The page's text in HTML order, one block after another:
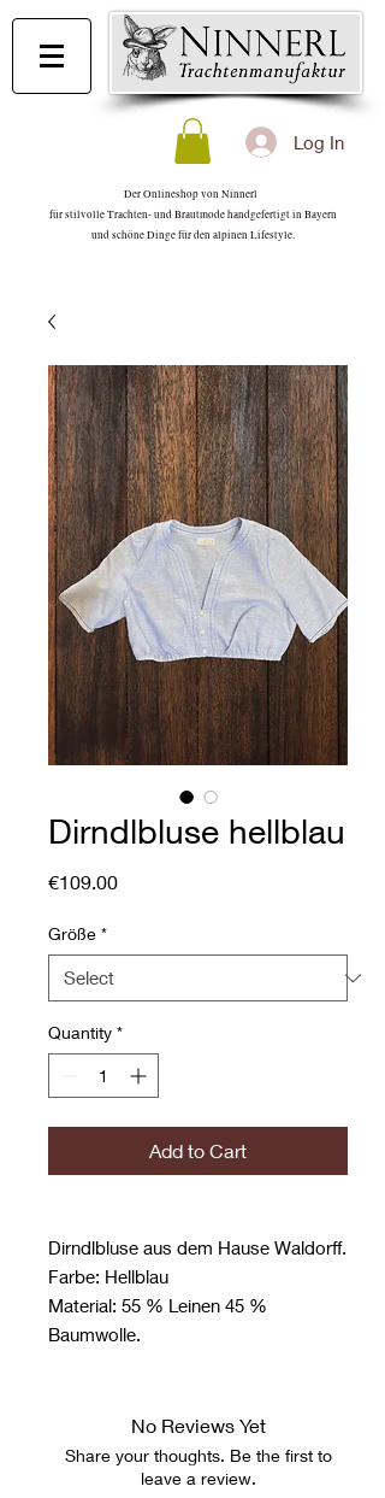
Log In
Der Onlineshop von Ninnerl
für stilvolle Trachten- und Brautmode handgefertigt in Bayern
und schöne Dinge für den alpinen Lifestyle.
Dirndlbluse hellblau
€109.00Price
Größe *
Quantity *
Add to Cart
Dirndlbluse aus dem Hause Waldorff.
Farbe: Hellblau
Material: 55 % Leinen 45 %
Baumwolle.
No Reviews Yet
Share your thoughts. Be the first to
leave a review.